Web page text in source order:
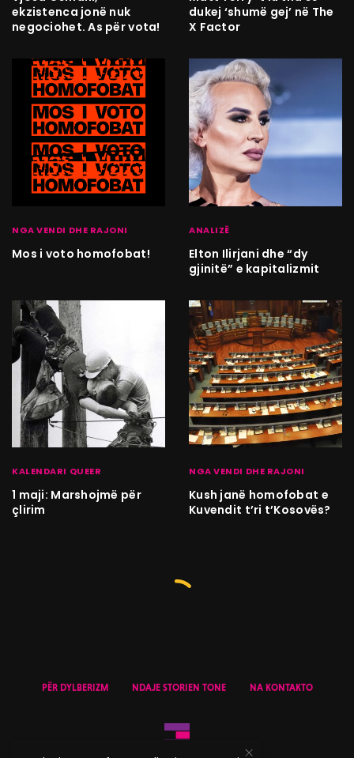
ekzistenca jonë nuk
negociohet. As për vota!
dukej ‘shumë gej’ në The
X Factor
NGA VENDI DHE RAJONI
Mos i voto homofobat!
ANALIZË
Elton Ilirjani dhe “dy
gjinitë” e kapitalizmit
KALENDARI QUEER
1 maji: Marshojmë për
çlirim
NGA VENDI DHE RAJONI
Kush janë homofobat e
Kuvendit t’ri t’Kosovës?
PËR DYLBERIZM NDAJE STORIEN TONE NA KONTAKTO